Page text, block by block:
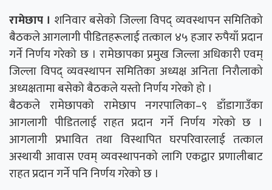
रामेछाप । शनिवार बसेको जिल्ला विपद् व्यवस्थापन समितिको
बैठकले आगलागी पीडितहरूलाई तत्काल ४५ हजार रुपैयाँ प्रदान
गर्ने निर्णय गरेको छ । रामेछापका प्रमुख जिल्ला अधिकारी एवम्
जिल्ला विपद् व्यवस्थापन समितिका अध्यक्ष अनिता निरौलाको
अध्यक्षतामा बसेको बैठकले यस्तो निर्णय गरेको हो ।
बैठकले रामेछापको रामेछाप नगरपालिका–९ डाँडागाउँका
आगलागी पीडितलाई राहत प्रदान गर्ने निर्णय गरेको छ ।
आगलागी प्रभावित तथा विस्थापित घरपरिवारलाई तत्काल
अस्थायी आवास एवम् व्यवस्थापनको लागि एकद्वार प्रणालीबाट
राहत प्रदान गर्ने पनि निर्णय गरेको छ ।